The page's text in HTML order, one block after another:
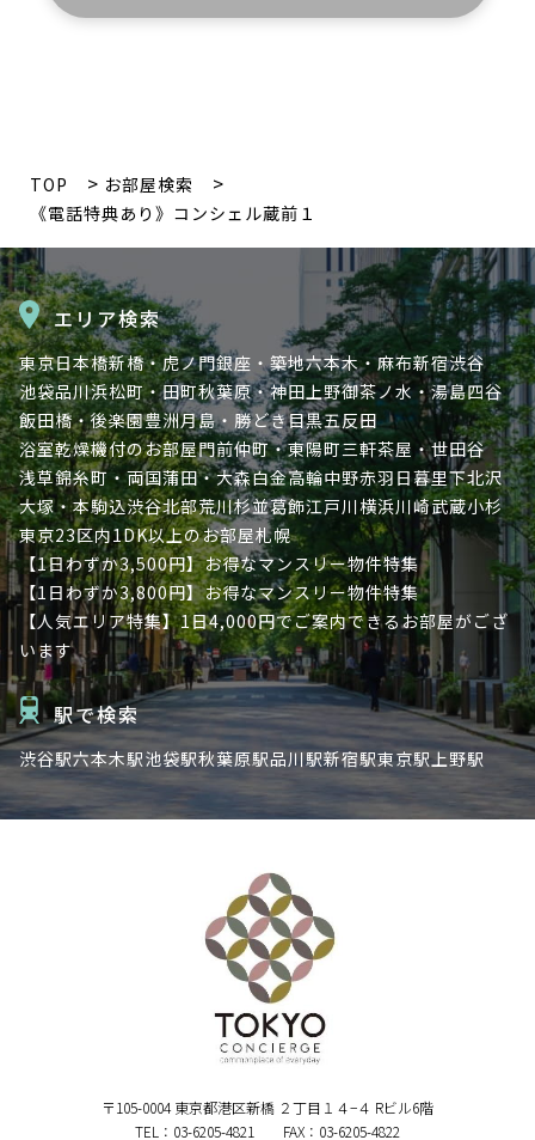
TOP
お部屋検索
《電話特典あり》コンシェル蔵前１
エリア検索
東京日本橋新橋・虎ノ門銀座・築地六本木・麻布新宿渋谷
池袋品川浜松町・田町秋葉原・神田上野御茶ノ水・湯島四谷
飯田橋・後楽園豊洲月島・勝どき目黒五反田
浴室乾燥機付のお部屋門前仲町・東陽町三軒茶屋・世田谷
浅草錦糸町・両国蒲田・大森白金高輪中野赤羽 日暮里下北沢
大塚・本駒込渋谷北部荒川杉並葛飾江戸川横浜川崎武蔵小杉
東京23区内1DK以上のお部屋札幌
【1日わずか3,500円】お得なマンスリー物件特集
【1日わずか3,800円】お得なマンスリー物件特集
【人気エリア特集】1日4,000円でご案内できるお部屋がござ
います
駅で検索
渋谷駅六本木駅池袋駅秋葉原駅品川駅新宿駅東京駅上野駅
〒105-0004 東京都港区新橋 ２丁目１４−４ Rビル6階
TEL：03-6205-4821 FAX：03-6205-4822